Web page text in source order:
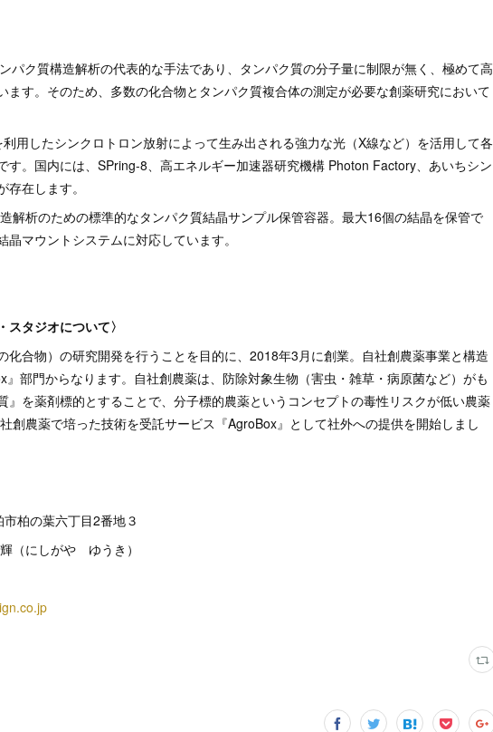
パク質構造解析の代表的な手法であり、タンパク質の分子量に制限が無く、極めて高
ます。そのため、多数の化合物とタンパク質複合体の測定が必要な創薬研究において
用したシンクロトロン放射によって生み出される強力な光（X線など）を活用して各
す。国内には、SPring-8、高エネルギー加速器研究機構 Photon Factory、あいちシン
在します。
解析のための標準的なタンパク質結晶サンプル保管容器。最大16個の結晶を保管で
マウントシステムに対応しています。
スタジオについて〉
化合物）の研究開発を行うことを目的に、2018年3月に創業。自社創農薬事業と構造
部門からなります。自社創農薬は、防除対象生物（害虫・雑草・病原菌など）がも
』を薬剤標的とすることで、分子標的農薬というコンセプトの毒性リスクが低い農薬
創農薬で培った技術を受託サービス『AgroBox』として社外への提供を開始しまし
柏の葉六丁目2番地３
（にしがや ゆうき）